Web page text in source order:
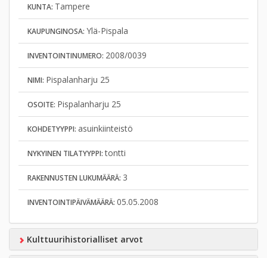
KUNTA: Tampere
KAUPUNGINOSA: Ylä-Pispala
INVENTOINTINUMERO: 2008/0039
NIMI: Pispalanharju 25
OSOITE: Pispalanharju 25
KOHDETYYPPI: asuinkiinteistö
NYKYINEN TILATYYPPI:tontti
RAKENNUSTEN LUKUMÄÄRÄ: 3
INVENTOINTIPÄIVÄMÄÄRÄ: 05.05.2008
Kulttuurihistorialliset arvot